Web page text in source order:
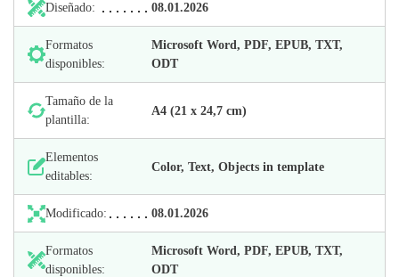
Diseñado: 08.01.2026
Formatos
disponibles:
Microsoft Word, PDF, EPUB, TXT,
ODT
Tamaño de la
plantilla:
А4 (21 х 24,7 cm)
Elementos
editables:
Color, Text, Objects in template
Modificado: 08.01.2026
Formatos
disponibles:
Microsoft Word, PDF, EPUB, TXT,
ODT